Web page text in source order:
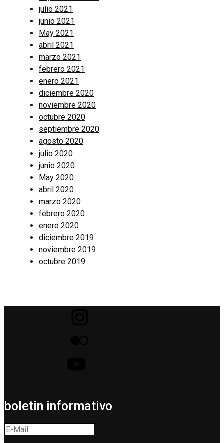
julio 2021
junio 2021
May 2021
abril 2021
marzo 2021
febrero 2021
enero 2021
diciembre 2020
noviembre 2020
octubre 2020
septiembre 2020
agosto 2020
julio 2020
junio 2020
May 2020
abril 2020
marzo 2020
febrero 2020
enero 2020
diciembre 2019
noviembre 2019
octubre 2019
boletin informativo